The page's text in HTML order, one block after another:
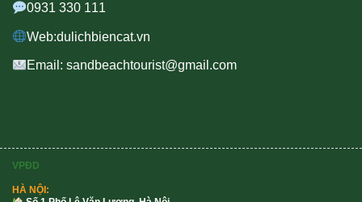
0931 330 111
Web:dulichbiencat.vn
Email: sandbeachtourist@gmail.com
VPĐD
HÀ NỘI: